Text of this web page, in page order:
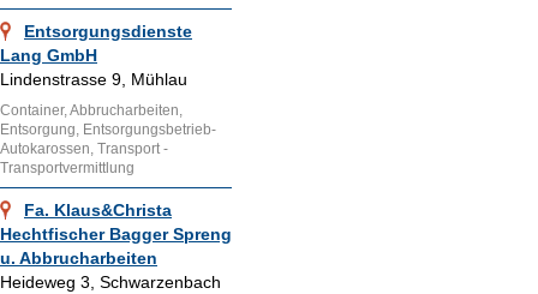
Entsorgungsdienste
Lang GmbH
Lindenstrasse 9, Mühlau
Container, Abbrucharbeiten,
Entsorgung, Entsorgungsbetrieb-
Autokarossen, Transport -
Transportvermittlung
Fa. Klaus&Christa
Hechtfischer Bagger Spreng
u. Abbrucharbeiten
Heideweg 3, Schwarzenbach